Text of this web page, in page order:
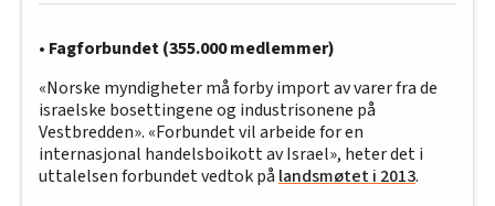
• Fagforbundet (355.000 medlemmer)
«Norske myndigheter må forby import av varer fra de
israelske bosettingene og industrisonene på
Vestbredden». «Forbundet vil arbeide for en
internasjonal handelsboikott av Israel», heter det i
uttalelsen forbundet vedtok pålandsmøtet i 2013.